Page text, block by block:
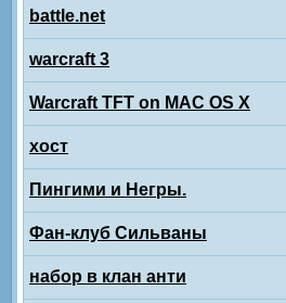
battle.net
warcraft 3
Warcraft TFT on MAC OS X
хост
Пингими и Негры.
Фан-клуб Сильваны
набор в клан анти